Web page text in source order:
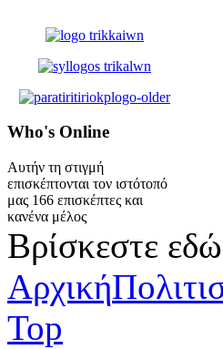
Who's Online
Αυτήν τη στιγμή
επισκέπτονται τον ιστότοπό
μας 166 επισκέπτες και
κανένα μέλος
Βρίσκεστε
Αρχική
Top